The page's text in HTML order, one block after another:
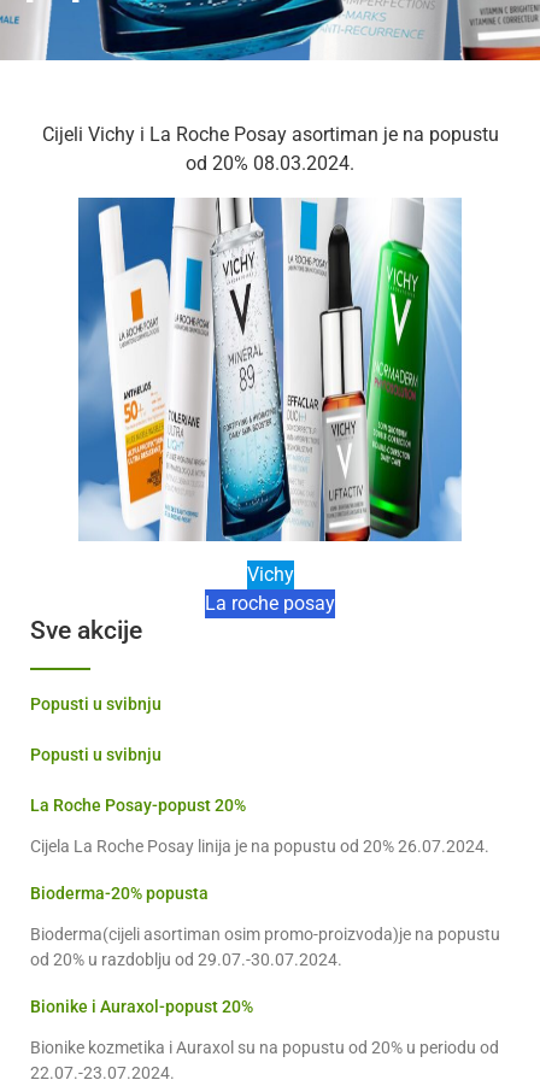
Cijeli Vichy i La Roche Posay asortiman je na popustu
od 20% 08.03.2024.
Vichy
La roche posay
Sve akcije
Popusti u svibnju
Popusti u svibnju
La Roche Posay-popust 20%
Cijela La Roche Posay linija je na popustu od 20% 26.07.2024.
Bioderma-20% popusta
Bioderma(cijeli asortiman osim promo-proizvoda)je na popustu
od 20% u razdoblju od 29.07.-30.07.2024.
Bionike i Auraxol-popust 20%
Bionike kozmetika i Auraxol su na popustu od 20% u periodu od
22.07.-23.07.2024.